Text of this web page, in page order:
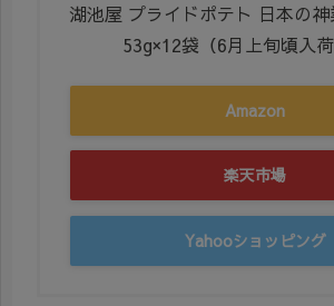
湖池屋 プライドポテト 日本の
53g×12袋（6月上旬頃入荷
Amazon
楽天市場
Yahooショッピング